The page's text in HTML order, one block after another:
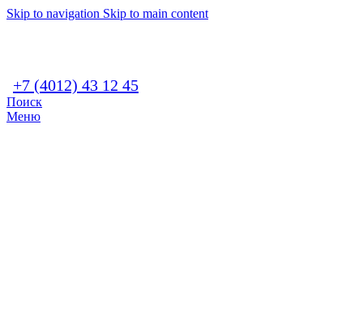
Skip to navigation Skip to main content
+7 (4012) 43 12 45
Поиск
Меню